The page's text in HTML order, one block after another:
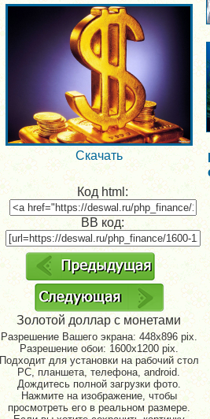
Скачать
Код html:
BB код:
Золотой доллар с монетами
Разрешение Вашего экрана: 448x896 pix.
Разрешение обои: 1600x1200 pix.
Подходит для установки на рабочий стол
PC, планшета, телефона, android.
Дождитесь полной загрузки фото.
Нажмите на изображение, чтобы
просмотреть его в реальном размере.